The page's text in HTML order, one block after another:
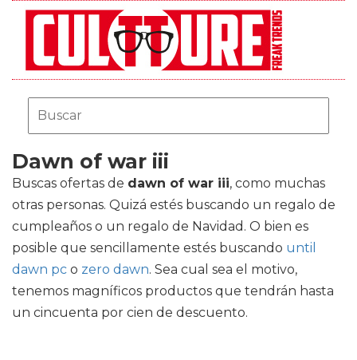
Dawn of war iii
Buscas ofertas de dawn of war iii, como muchas
otras personas. Quizá estés buscando un regalo de
cumpleaños o un regalo de Navidad. O bien es
posible que sencillamente estés buscando until
dawn pc o zero dawn. Sea cual sea el motivo,
tenemos magníficos productos que tendrán hasta
un cincuenta por cien de descuento.